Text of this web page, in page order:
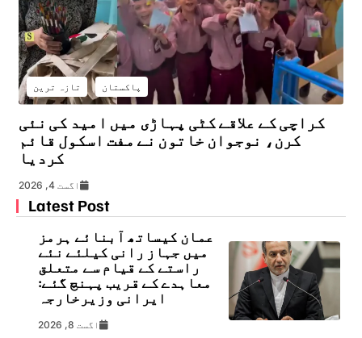
پاکستان تازہ ترین
کراچی کے علاقے کٹی پہاڑی میں امید کی نئی
کرن، نوجوان خاتون نے مفت اسکول قائم
کردیا
اگست 4, 2026
Latest Post
عمان کیساتھ آبنائے ہرمز
میں جہاز رانی کیلئے نئے
راستے کے قیام سے متعلق
معاہدے کے قریب پہنچ گئے:
ایرانی وزیرخارجہ
اگست 8, 2026